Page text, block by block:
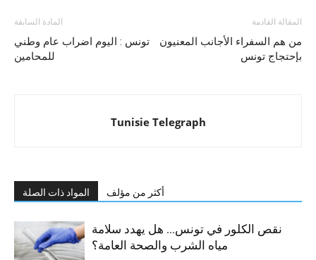
المادة السابقة
تونس : اليوم اضراب عام وطني
للمحامين
المقالة القادمة
من هم السفراء الأجانب المعنيون
بإحتجاج تونس
Tunisie Telegraph
المواد ذات الصلة أكثر من مؤلف
نقص الكلور في تونس… هل يهدد سلامة
مياه الشرب والصحة العامة؟